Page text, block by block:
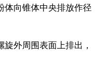
体向锥体中央排放作径
旋外周围表面上排出，